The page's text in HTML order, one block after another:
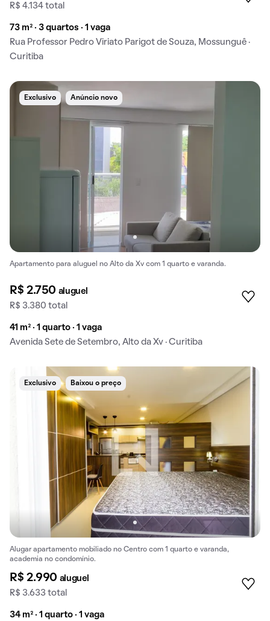
R$ 4.134 total
73 m² · 3 quartos · 1 vaga
Rua Professor Pedro Viriato Parigot de Souza, Mossunguê ·
Curitiba
Exclusivo Anúncio novo
Apartamento para aluguel no Alto da Xv com 1 quarto e varanda.
R$ 2.750 aluguel
R$ 3.380 total
41 m² · 1 quarto · 1 vaga
Avenida Sete de Setembro, Alto da Xv · Curitiba
Exclusivo Baixou o preço
Alugar apartamento mobiliado no Centro com 1 quarto e varanda,
academia no condomínio.
R$ 2.990 aluguel
R$ 3.633 total
34 m² · 1 quarto · 1 vaga